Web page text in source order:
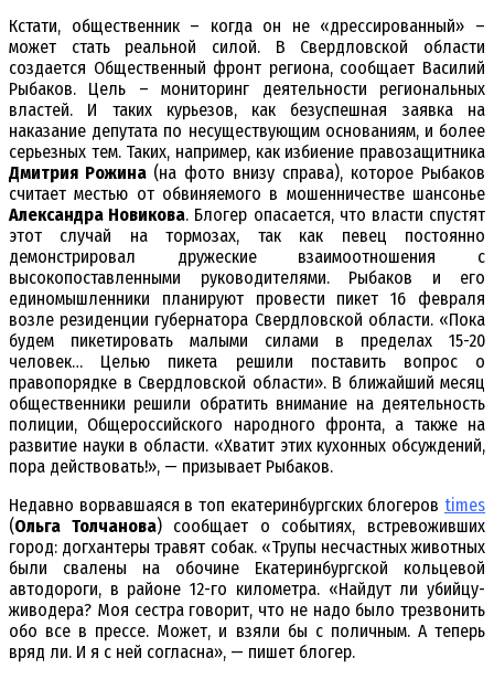
Кстати, общественник – когда он не «дрессированный» –
может стать реальной силой. В Свердловской области
создается Общественный фронт региона, сообщает Василий
Рыбаков. Цель – мониторинг деятельности региональных
властей. И таких курьезов, как безуспешная заявка на
наказание депутата по несуществующим основаниям, и более
серьезных тем. Таких, например, как избиение правозащитника
Дмитрия Рожина (на фото внизу справа), которое Рыбаков
считает местью от обвиняемого в мошенничестве шансонье
Александра Новикова. Блогер опасается, что власти спустят
этот случай на тормозах, так как певец постоянно
демонстрировал дружеские взаимоотношения с
высокопоставленными руководителями. Рыбаков и его
единомышленники планируют провести пикет 16 февраля
возле резиденции губернатора Свердловской области. «Пока
будем пикетировать малыми силами в пределах 15-20
человек… Целью пикета решили поставить вопрос о
правопорядке в Свердловской области». В ближайший месяц
общественники решили обратить внимание на деятельность
полиции, Общероссийского народного фронта, а также на
развитие науки в области. «Хватит этих кухонных обсуждений,
пора действовать!», — призывает Рыбаков.
Недавно ворвавшаяся в топ екатеринбургских блогеров times
(Ольга Толчанова) сообщает о событиях, встревоживших
город: догхантеры травят собак. «Трупы несчастных животных
были свалены на обочине Екатеринбургской кольцевой
автодороги, в районе 12-го километра. «Найдут ли убийцу-
живодера? Моя сестра говорит, что не надо было трезвонить
обо все в прессе. Может, и взяли бы с поличным. А теперь
вряд ли. И я с ней согласна», — пишет блогер.